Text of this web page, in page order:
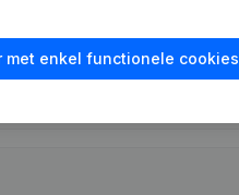
met enkel functionele cookies